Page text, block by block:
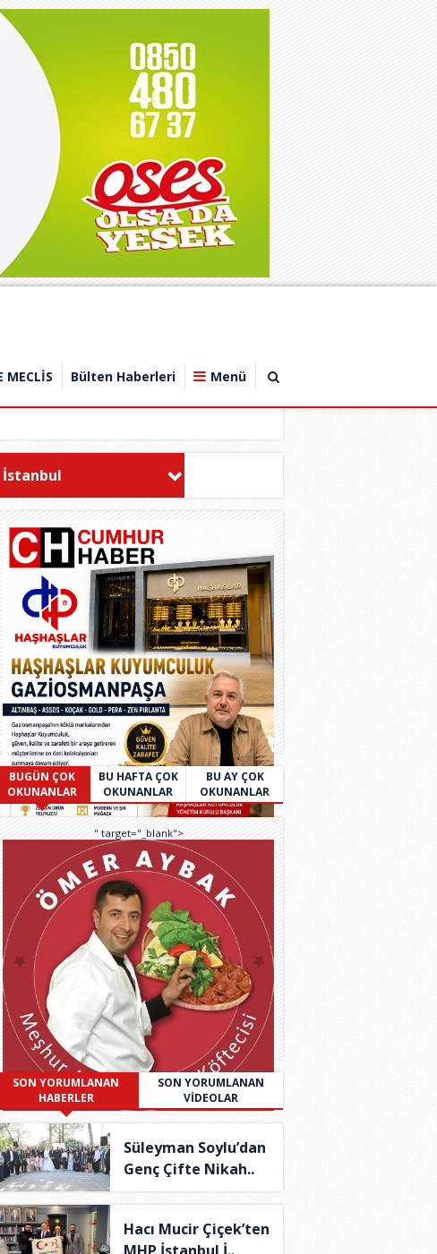
MECLİS Bülten Haberleri Menü
İstanbul
BUGÜN ÇOK
OKUNANLAR
BU HAFTA ÇOK
OKUNANLAR
BU AY ÇOK
OKUNANLAR
" target="_blank">
SON YORUMLANAN
HABERLER
SON YORUMLANAN
VİDEOLAR
Süleyman Soylu’dan
Genç Çifte Nikah..
Hacı Mucir Çiçek’ten